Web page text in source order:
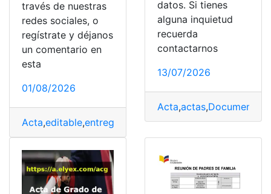
través de nuestras
redes sociales, o
regístrate y déjanos
un comentario en
esta
01/08/2026
Acta,editable,entrega Formato,Modelo,Recepción,
datos. Si tienes
alguna inquietud
recuerda
contactarnos
13/07/2026
Acta,actas,Documentos